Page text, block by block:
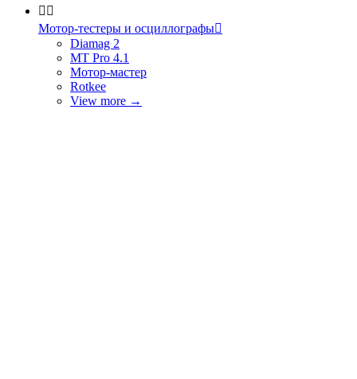
 
Мотор-тестеры и осциллографы
Diamag 2
MT Pro 4.1
Мотор-мастер
Rotkee
View more →